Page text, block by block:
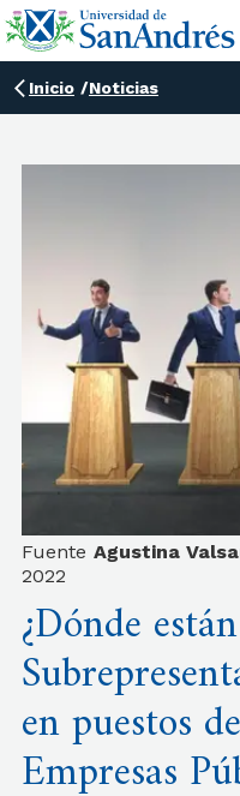
Inicio /Noticias
Fuente Agustina
2022
¿Dónde
en puestos
Empresas